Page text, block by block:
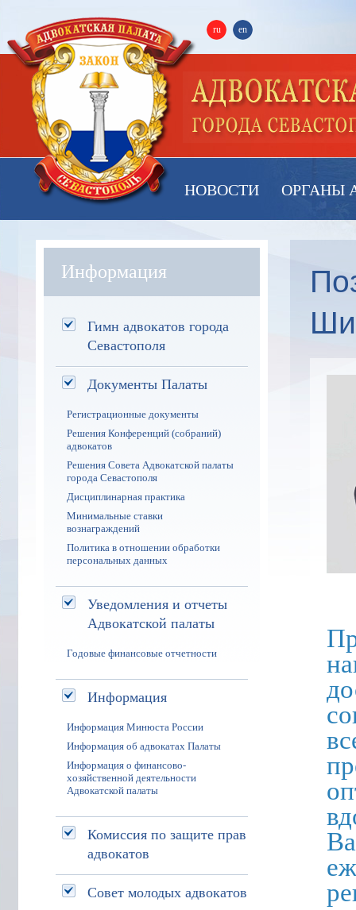
ru en
НОВОСТИ ОРГАНЫ
Информация
Гимн адвокатов города
Севастополя
Документы Палаты
Регистрационные документы
Решения Конференций (собраний)
адвокатов
Решения Совета Адвокатской палаты
города Севастополя
Дисциплинарная практика
Минимальные ставки
вознаграждений
Политика в отношении обработки
персональных данных
Уведомления и отчеты
Адвокатской палаты
Годовые финансовые отчетности
Информация
Информация Минюста России
Информация об адвокатах Палаты
Информация о финансово-
хозяйственной деятельности
Адвокатской палаты
Комиссия по защите прав
адвокатов
Совет молодых адвокатов